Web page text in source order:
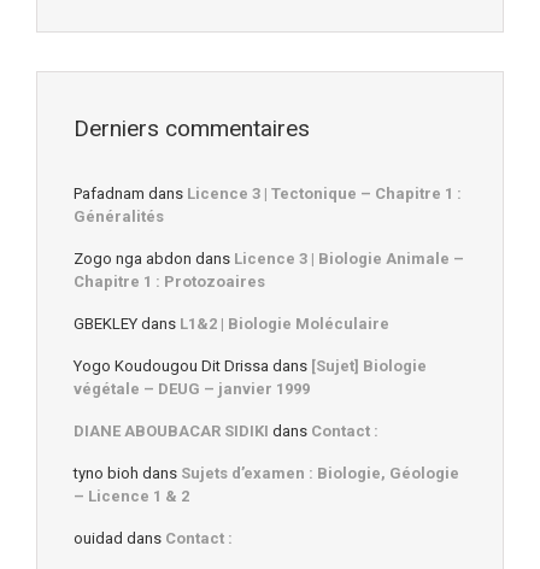
Derniers commentaires
Pafadnam dans Licence 3 | Tectonique – Chapitre 1 :
Généralités
Zogo nga abdon dans Licence 3 | Biologie Animale –
Chapitre 1 : Protozoaires
GBEKLEY dans L1&2 | Biologie Moléculaire
Yogo Koudougou Dit Drissa dans [Sujet] Biologie
végétale – DEUG – janvier 1999
DIANE ABOUBACAR SIDIKI dans Contact :
tyno bioh dans Sujets d’examen : Biologie, Géologie
– Licence 1 & 2
ouidad dans Contact :